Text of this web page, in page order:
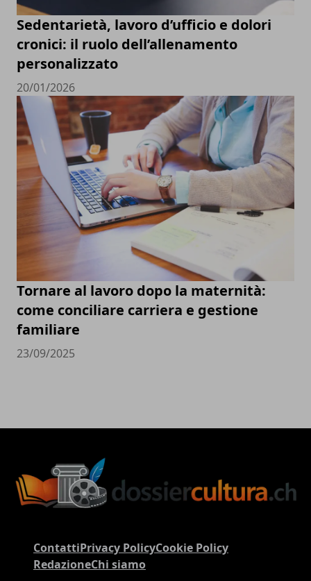
Sedentarietà, lavoro d’ufficio e dolori
cronici: il ruolo dell’allenamento
personalizzato
20/01/2026
Tornare al lavoro dopo la maternità:
come conciliare carriera e gestione
familiare
23/09/2025
ContattiPrivacy PolicyCookie Policy
RedazioneChi siamo